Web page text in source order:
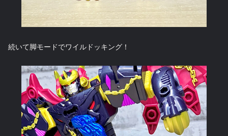
続いて脚モードでワイルドッキング！